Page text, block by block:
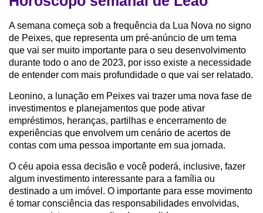
A semana começa sob a frequência da Lua Nova no signo
de Peixes, que representa um pré-anúncio de um tema
que vai ser muito importante para o seu desenvolvimento
durante todo o ano de 2023, por isso existe a necessidade
de entender com mais profundidade o que vai ser relatado.
Leonino, a lunação em Peixes vai trazer uma nova fase de
investimentos e planejamentos que pode ativar
empréstimos, heranças, partilhas e encerramento de
experiências que envolvem um cenário de acertos de
contas com uma pessoa importante em sua jornada.
O céu apoia essa decisão e você poderá, inclusive, fazer
algum investimento interessante para a família ou
destinado a um imóvel. O importante para esse movimento
é tomar consciência das responsabilidades envolvidas,